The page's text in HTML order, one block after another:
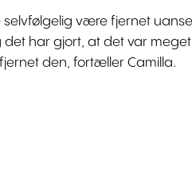
selvfølgelig være fjernet
det har gjort, at det var
den, fortæller Camilla.